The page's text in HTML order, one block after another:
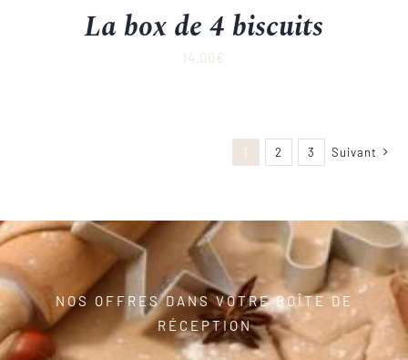
La box de 4 biscuits
14.00€
1 2 3 Suivant
NOS OFFRES DANS VOTRE BOÎTE DE
RÉCEPTION